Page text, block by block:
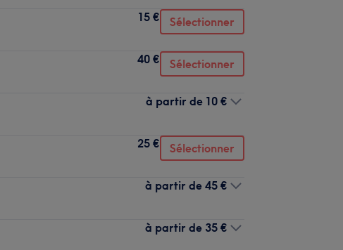
15 € Sélectionner
40 € Sélectionner
à partir de 10 €
25 € Sélectionner
à partir de 45 €
à partir de 35 €